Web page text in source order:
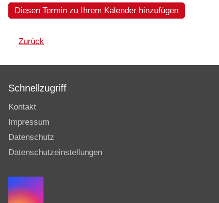
Diesen Termin zu Ihrem Kalender hinzufügen
Zurück
Schnellzugriff
Kontakt
Impressum
Datenschutz
Datenschutzeinstellungen